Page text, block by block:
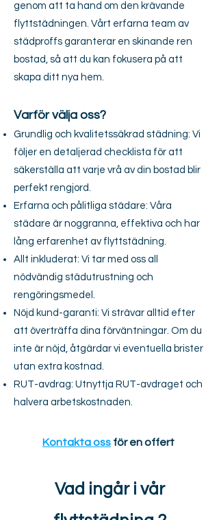
genom att ta hand om den krävande
flyttstädningen. Vårt erfarna team av
städproffs garanterar en skinande ren
bostad, så att du kan fokusera på att
skapa ditt nya hem.
Varför välja oss?
Grundlig och kvalitetssäkrad städning: Vi
följer en detaljerad checklista för att
säkerställa att varje vrå av din bostad blir
perfekt rengjord.
Erfarna och pålitliga städare: Våra
städare är noggranna, effektiva och har
lång erfarenhet av flyttstädning.
Allt inkluderat: Vi tar med oss all
nödvändig städutrustning och
rengöringsmedel.
Nöjd kund-garanti: Vi strävar alltid efter
att överträffa dina förväntningar. Om du
inte är nöjd, åtgärdar vi eventuella brister
utan extra kostnad.
RUT-avdrag: Utnyttja RUT-avdraget och
halvera arbetskostnaden.
Kontakta oss för en offert
Vad ingår i vår